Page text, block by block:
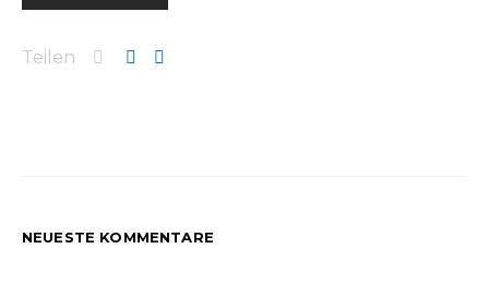
Teilen
NEUESTE KOMMENTARE